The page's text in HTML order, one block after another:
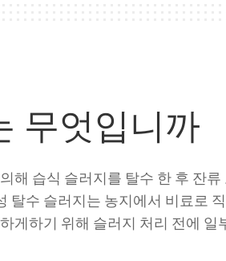
무엇입니까
해 습식 슬러지를 탈수 한 후 잔
탈수 슬러지는 농지에서 비료로
게하기 위해 슬러지 처리 전에 일